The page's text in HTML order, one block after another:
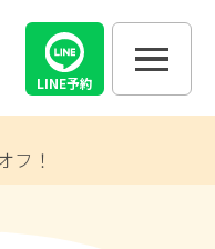
LINE予約
フ！